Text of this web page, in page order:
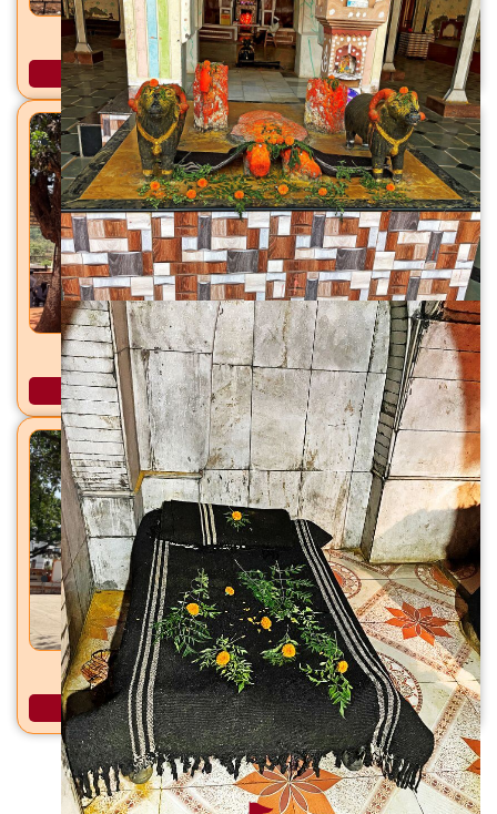
जर्सेश्वर महादेव मंदिर सांगरूण, ता. हवेली, जि. पुणे
अधिक माहिती
शिरकाई देवी मंदिर शिरकोली, ता. वेल्हे (राजगड), जि. पुणे
अधिक माहिती
धारेश्वर महादेव मंदिर धायरी, सिंहगड रस्ता, पुणे
अधिक माहिती